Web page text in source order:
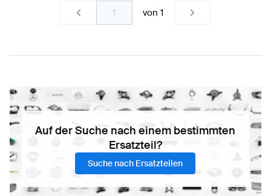
von1
Auf der Suche nach einem bestimmten
Ersatzteil?
Suche nach Ersatzteilen